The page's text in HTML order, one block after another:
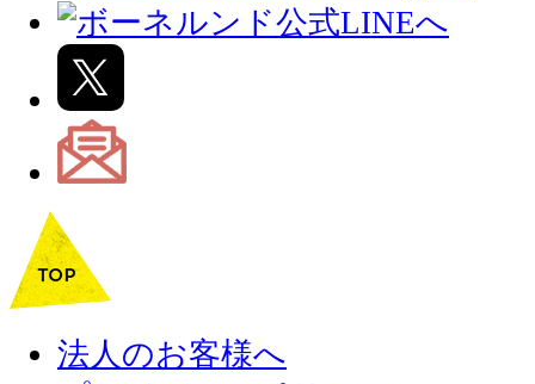
法人のお客様へ